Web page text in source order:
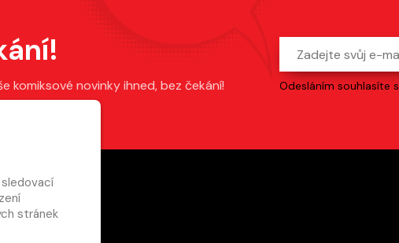
stránek
komiksové novinky ihned, bez čekání!
Odesláním souhlasíte